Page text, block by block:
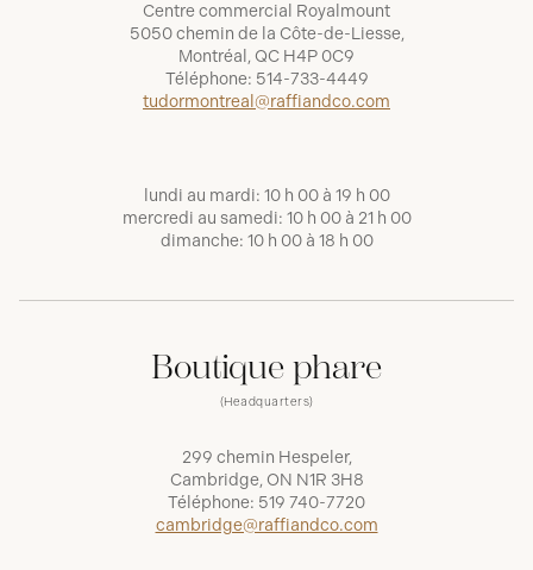
Centre commercial Royalmount
5050 chemin de la Côte-de-Liesse,
Montréal, QC H4P 0C9
Téléphone: 514-733-4449
tudormontreal@raffiandco.com
lundi au mardi: 10 h 00 à 19 h 00
mercredi au samedi: 10 h 00 à 21 h 00
dimanche: 10 h 00 à 18 h 00
Boutique phare
(Headquarters)
299 chemin Hespeler,
Cambridge, ON N1R 3H8
Téléphone: 519 740-7720
cambridge@raffiandco.com